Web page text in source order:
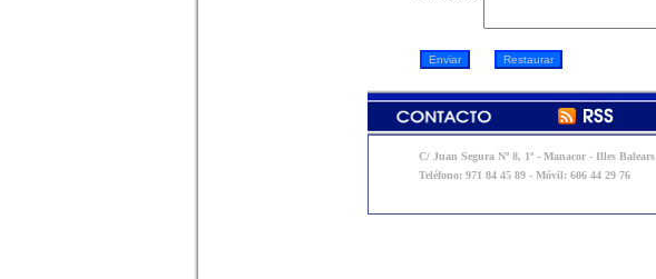
C/ Juan Segura Nº 8, 1º - Manacor - Illes Balears
Teléfono: 971 84 45 89 - Móvil: 606 44 29 76